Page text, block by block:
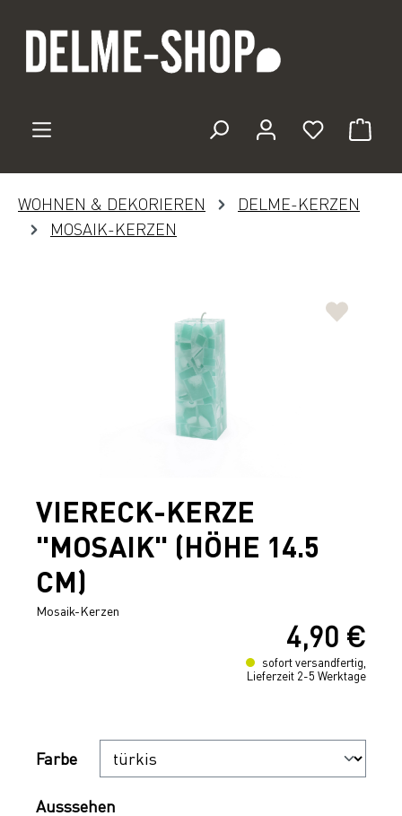
Du hast 0
WOHNEN & DEKORIEREN
DELME-KERZEN
MOSAIK-KERZEN
VIERECK-KERZE
"MOSAIK" (HÖHE 14.5
CM)
Mosaik-Kerzen
4,90 €
sofort versandfertig,
Lieferzeit 2-5 Werktage
FarbeAuswählen
Ausssehen